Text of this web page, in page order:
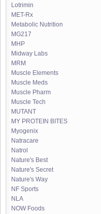
Lotrimin
MET-Rx
Metabolic Nutrition
MG217
MHP
Midway Labs
MRM
Muscle Elements
Muscle Meds
Muscle Pharm
Muscle Tech
MUTANT
MY PROTEIN BITES
Myogenix
Natracare
Natrol
Nature's Best
Nature's Secret
Nature's Way
NF Sports
NLA
NOW Foods